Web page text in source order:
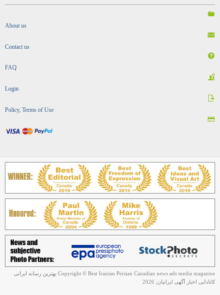
Copyright © Best Iranian Persian Canadian news ads media magazine بهترین رسانه ایرانی
کانادایی اخبار آگهی ایرانیان, 2026